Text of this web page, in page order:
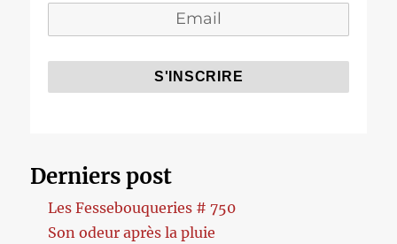
Derniers post
Les Fessebouqueries # 750
Son odeur après la pluie